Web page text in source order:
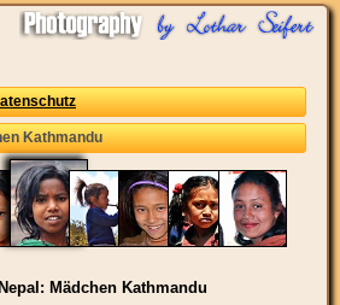
Kathmandu
Mädchen Kathmandu